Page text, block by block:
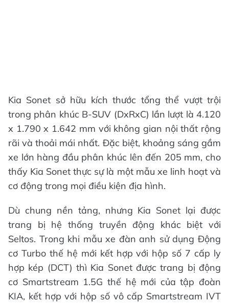
Kia Sonet sở hữu kích thước tổng thể vượt trội
trong phân khúc B-SUV (DxRxC) lần lượt là 4.120
x 1.790 x 1.642 mm với không gian nội thất rộng
rãi và thoải mái nhất. Đặc biệt, khoảng sáng gầm
xe lớn hàng đầu phân khúc lên đến 205 mm, cho
thấy Kia Sonet thực sự là một mẫu xe linh hoạt và
cơ động trong mọi điều kiện địa hình.
Dù chung nền tảng, nhưng Kia Sonet lại được
trang bị hệ thống truyền động khác biệt với
Seltos. Trong khi mẫu xe đàn anh sử dụng Động
cơ Turbo thế hệ mới kết hợp với hộp số 7 cấp ly
hợp kép (DCT) thì Kia Sonet được trang bị động
cơ Smartstream 1.5G thế hệ mới của tập đoàn
KIA, kết hợp với hộp số vô cấp Smartstream IVT